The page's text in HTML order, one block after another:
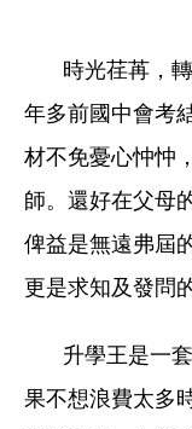
時光荏苒，
年多前國中會考
材不免憂心忡忡
師。還好在父母
俾益是無遠弗屆
更是求知及發問
升學王是一
果不想浪費太多